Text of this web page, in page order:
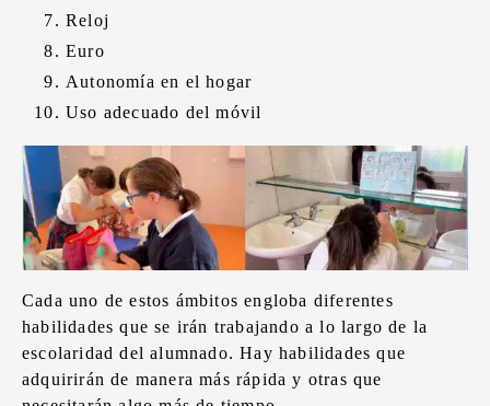
Reloj
Euro
Autonomía en el hogar
Uso adecuado del móvil
Cada uno de estos ámbitos engloba diferentes
habilidades que se irán trabajando a lo largo de la
escolaridad del alumnado. Hay habilidades que
adquirirán de manera más rápida y otras que